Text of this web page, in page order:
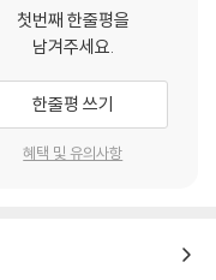
첫번째 한줄평을
남겨주세요.
한줄평 쓰기
혜택 및 유의사항